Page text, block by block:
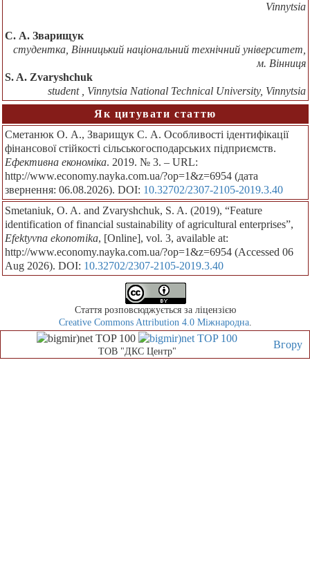
Vinnytsia
С. А. Зварищук
студентка, Вінницький національний технічний університет,
м. Вінниця
S. A. Zvaryshchuk
student , Vinnytsia National Technical University, Vinnytsia
Як цитувати статтю
Сметанюк О. А., Зварищук С. А. Особливості ідентифікації
фінансової стійкості сільськогосподарських підприємств.
Ефективна економіка. 2019. № 3. – URL:
http://www.economy.nayka.com.ua/?op=1&z=6954 (дата
звернення: 06.08.2026). DOI: 10.32702/2307-2105-2019.3.40
Smetaniuk, O. A. and Zvaryshchuk, S. A. (2019), “Feature
identification of financial sustainability of agricultural enterprises”,
Efektyvna ekonomika, [Online], vol. 3, available at:
http://www.economy.nayka.com.ua/?op=1&z=6954 (Accessed 06
Aug 2026). DOI: 10.32702/2307-2105-2019.3.40
Стаття розповсюджується за ліцензією
Creative Commons Attribution 4.0 Міжнародна.
Вгору
ТОВ "ДКС Центр"